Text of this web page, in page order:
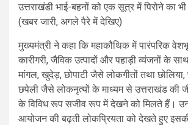
उत्तराखंडी भाई-बहनों को एक सूत्र में पिरोने का
(खबर जारी, अगले पैरे में देखिए)
मुख्यमंत्री ने कहा कि महाकौथिक में पारंपरिक
कारीगरी, जैविक उत्पादों और पहाड़ी व्यंजनों के
मांगल, खुदेड़, छोपाटी जैसे लोकगीतों तथा
छपेली जैसे लोकनृत्यों के माध्यम से उत्तराखंड की
के विविध रूप सजीव रूप में देखने को मिलते हैं।
आयोजन की बढ़ती लोकप्रियता को देखते हुए